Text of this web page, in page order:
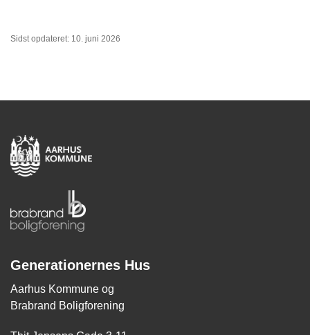
Sidst opdateret: 10. juni 2026
Generationernes Hus
Aarhus Kommune og
Brabrand Boligforening